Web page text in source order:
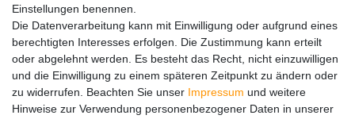
Einstellungen benennen.
Die Datenverarbeitung kann mit Einwilligung oder aufgrund eines
berechtigten Interesses erfolgen. Die Zustimmung kann erteilt
oder abgelehnt werden. Es besteht das Recht, nicht einzuwilligen
und die Einwilligung zu einem späteren Zeitpunkt zu ändern oder
zu widerrufen. Beachten Sie unser Impressum und weitere
Hinweise zur Verwendung personenbezogener Daten in unserer
der Lieferung von Geräten, die Batterien enthalten, sind wir
verpflichtet, Sie auf folgendes hinzuweisen:
Sie sind zur Rückgabe gebrauchter Batterien als Endnutzer
gesetzlich verpflichtet. Sie können Altbatterien, die wir als
Neubatterien im Sortiment führen oder geführt haben,
unentgeltlich an unserem Versandlager (Versandadresse)
zurückgeben. Die auf den Batterien abgebildeten Symbole